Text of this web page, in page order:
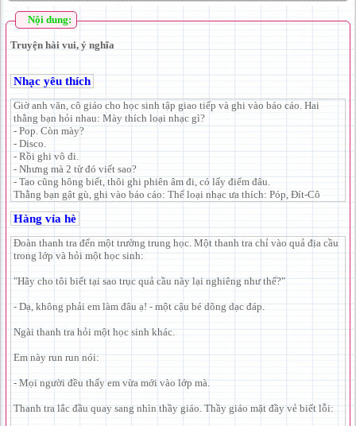
Nội dung:
Truyện hài vui, ý nghĩa
Nhạc yêu thích
Giờ anh văn, cô giáo cho học sinh tập giao tiếp và ghi vào báo cáo. Hai
thằng bạn hỏi nhau: Mày thích loại nhạc gì?
- Pop. Còn mày?
- Disco.
- Rồi ghi vô đi.
- Nhưng mà 2 từ đó viết sao?
- Tao cũng hông biết, thôi ghi phiên âm đi, có lấy điểm đâu.
Thằng bạn gật gù, ghi vào báo cáo: Thể loại nhạc ưa thích: Póp, Đít-Cô
Hàng vỉa hè
Đoàn thanh tra đến một trường trung học. Một thanh tra chỉ vào quả địa cầu
trong lớp và hỏi một học sinh:
"Hãy cho tôi biết tại sao trục quả cầu này lại nghiêng như thế?"
- Dạ, không phải em làm đâu ạ! - một cậu bé dõng dạc đáp.
Ngài thanh tra hỏi một học sinh khác.
Em này run run nói:
- Mọi người đều thấy em vừa mới vào lớp mà.
Thanh tra lắc đầu quay sang nhìn thầy giáo. Thầy giáo mặt đầy vẻ biết lỗi: